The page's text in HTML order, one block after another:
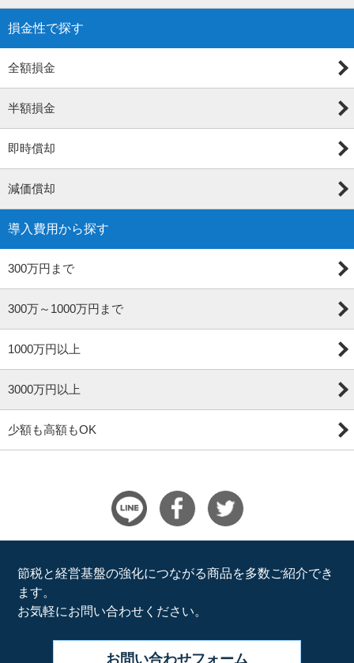
損金性で探す
全額損金
半額損金
即時償却
減価償却
導入費用から探す
300万円まで
300万～1000万円まで
1000万円以上
3000万円以上
少額も高額もOK
節税と経営基盤の強化につながる商品を多数ご紹介でき
ます。
お気軽にお問い合わせください。
お問い合わせフォーム